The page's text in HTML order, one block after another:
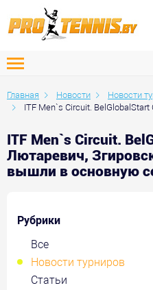
Главная Новости
Новости
ITF Men`s Circuit. BelGlobalStart
ITF Men`s Circuit.
Лютаревич,
вышли в основную
Рубрики
Все
Новости турниров
Статьи